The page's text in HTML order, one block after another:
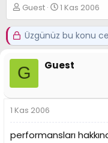
K
o
n
u
u
B
a
a
t
a
Guest
B
a
ş
n
g
r
i
1 Kas 2006
Üzgünüz bu konu
G Guest
1 Kas 2006
performansları